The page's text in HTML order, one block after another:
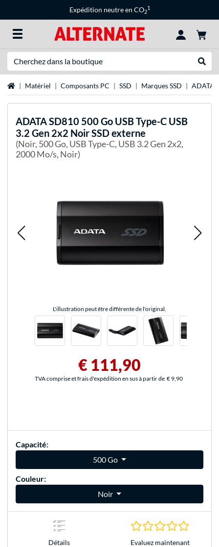
Expédition neutre en CO2
1
Page d'accueil
Matériel Composants PC SSD Marques SSD ADATA
ADATASD810 500 Go USB Type-C USB
3.2 Gen 2x2 Noir SSD externe
(Noir, 500 Go, USB Type-C, USB 3.2 Gen 2x2,
2000 Mo/s, Noir)
L'illustration peut être différente de l'original.
€ 111,90
TVA comprise et frais d'expédition en sus à partir de € 9,90
Capacité:
500 Go
Couleur:
Noir
Détails Evaluez maintenant